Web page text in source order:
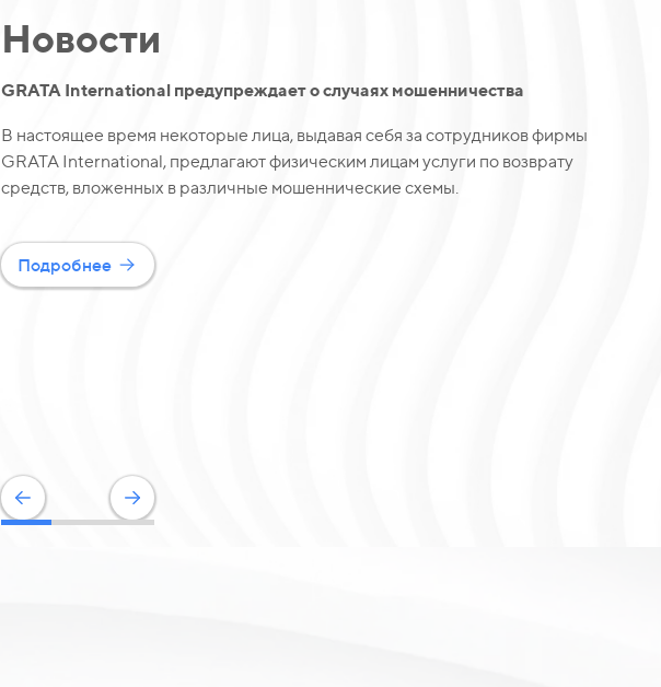
Новости
GRATA International предупреждает о случаях мошенничества
В настоящее время некоторые лица, выдавая себя за сотрудников фирмы
GRATA International, предлагают физическим лицам услуги по возврату
средств, вложенных в различные мошеннические схемы.
Подробнее